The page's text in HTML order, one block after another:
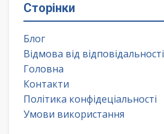
Сторінки
Блог
Відмова від відповідальності
Головна
Контакти
Політика конфідеціальності
Умови використання